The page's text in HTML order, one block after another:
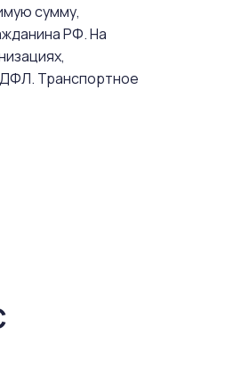
сумму,
РФ. На
Транспортное